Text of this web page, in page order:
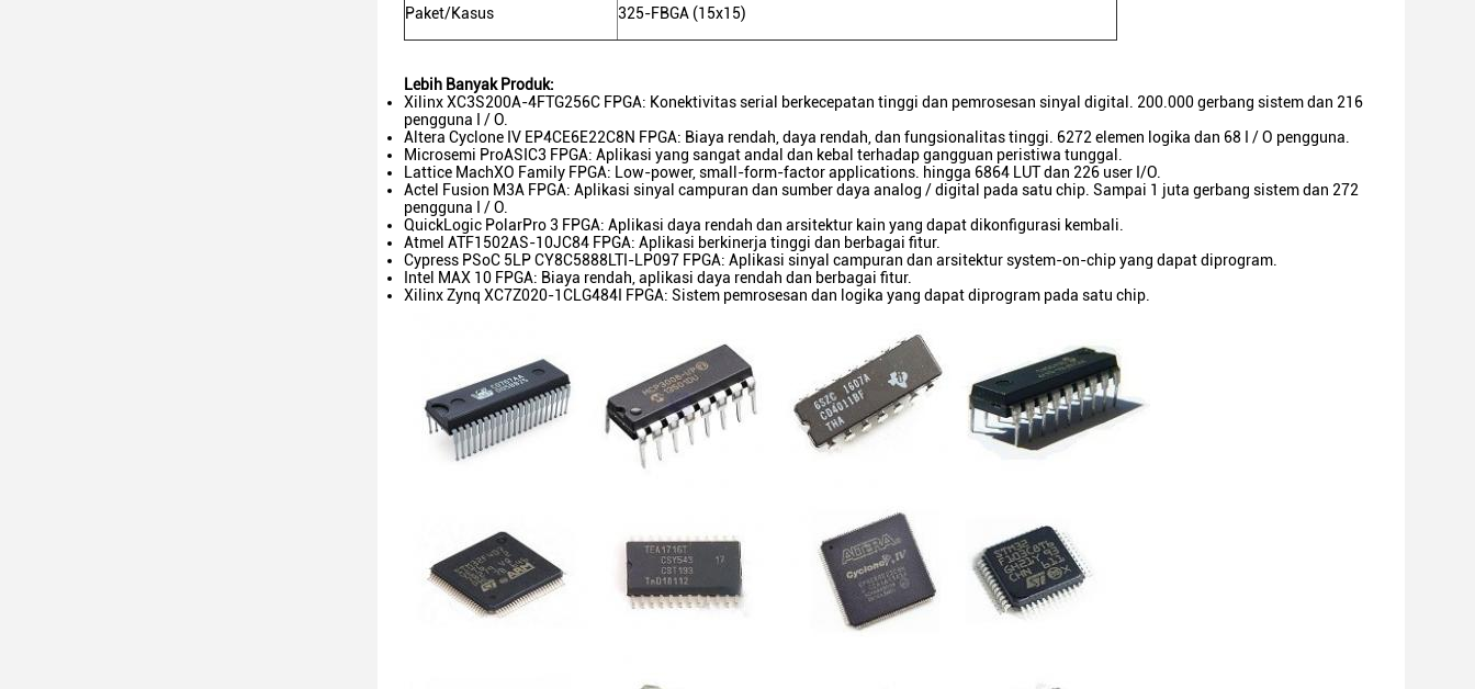
Paket/Kasus 325-FBGA (15x15)
Lebih Banyak Produk:
Xilinx XC3S200A-4FTG256C FPGA: Konektivitas serial berkecepatan tinggi dan pemrosesan sinyal digital. 200.000 gerbang sistem dan 216
pengguna I / O.
Altera Cyclone IV EP4CE6E22C8N FPGA: Biaya rendah, daya rendah, dan fungsionalitas tinggi. 6272 elemen logika dan 68 I / O pengguna.
Microsemi ProASIC3 FPGA: Aplikasi yang sangat andal dan kebal terhadap gangguan peristiwa tunggal.
Lattice MachXO Family FPGA: Low-power, small-form-factor applications. hingga 6864 LUT dan 226 user I/O.
Actel Fusion M3A FPGA: Aplikasi sinyal campuran dan sumber daya analog / digital pada satu chip. Sampai 1 juta gerbang sistem dan 272
pengguna I / O.
QuickLogic PolarPro 3 FPGA: Aplikasi daya rendah dan arsitektur kain yang dapat dikonfigurasi kembali.
Atmel ATF1502AS-10JC84 FPGA: Aplikasi berkinerja tinggi dan berbagai fitur.
Cypress PSoC 5LP CY8C5888LTI-LP097 FPGA: Aplikasi sinyal campuran dan arsitektur system-on-chip yang dapat diprogram.
Intel MAX 10 FPGA: Biaya rendah, aplikasi daya rendah dan berbagai fitur.
Xilinx Zynq XC7Z020-1CLG484I FPGA: Sistem pemrosesan dan logika yang dapat diprogram pada satu chip.